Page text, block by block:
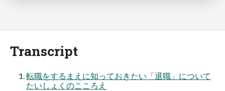
Transcript
転職をするまえに知っておきたい「退職」について
たいしょくのこころえ